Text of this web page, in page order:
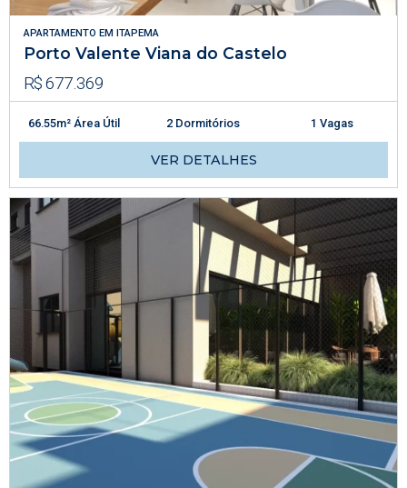
APARTAMENTO EM ITAPEMA
Porto Valente Viana do Castelo
R$ 677.369
66.55m² Área Útil 2 Dormitórios 1 Vagas
VER DETALHES